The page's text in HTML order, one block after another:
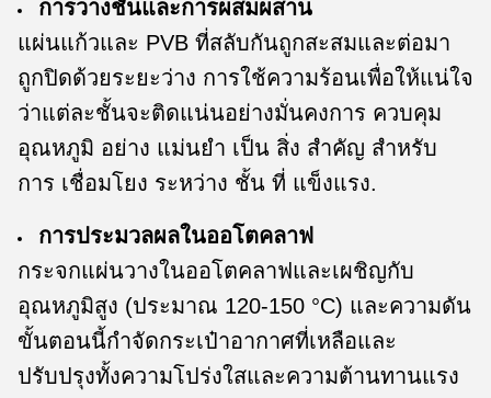
การวางชั้นและการผสมผสาน
แผ่นแก้วและ PVB ที่สลับกันถูกสะสมและต่อมา
ถูกปิดด้วยระยะว่าง การใช้ความร้อนเพื่อให้แน่ใจ
ว่าแต่ละชั้นจะติดแน่นอย่างมั่นคงการ ควบคุม
อุณหภูมิ อย่าง แม่นยํา เป็น สิ่ง สําคัญ สําหรับ
การ เชื่อมโยง ระหว่าง ชั้น ที่ แข็งแรง.
การประมวลผลในออโตคลาฟ
กระจกแผ่นวางในออโตคลาฟและเผชิญกับ
อุณหภูมิสูง (ประมาณ 120-150 °C) และความดัน
ขั้นตอนนี้กําจัดกระเป๋าอากาศที่เหลือและ
ปรับปรุงทั้งความโปร่งใสและความต้านทานแรง